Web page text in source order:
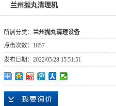
兰州抛丸清理机
所属分类： 兰州抛丸清理设备
点击次数： 1857
发布日期： 2022/05/28 15:51:51